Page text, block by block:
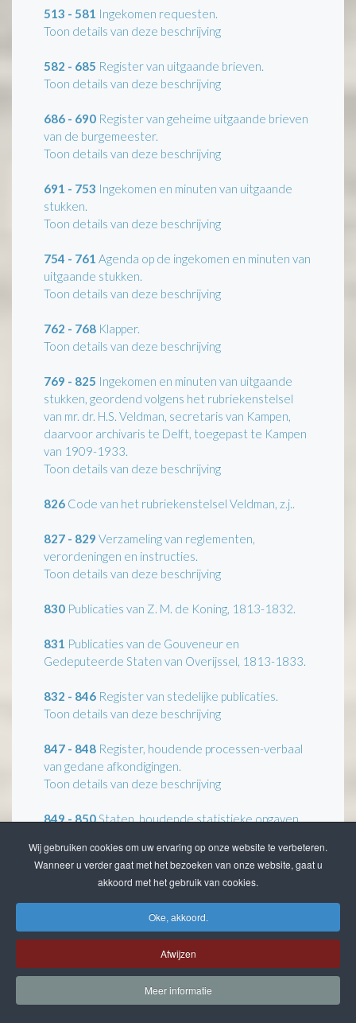
513 - 581 Ingekomen requesten.
Toon details van deze beschrijving
582 - 685 Register van uitgaande brieven.
Toon details van deze beschrijving
686 - 690 Register van geheime uitgaande brieven
van de burgemeester.
Toon details van deze beschrijving
691 - 753 Ingekomen en minuten van uitgaande
stukken.
Toon details van deze beschrijving
754 - 761 Agenda op de ingekomen en minuten van
uitgaande stukken.
Toon details van deze beschrijving
762 - 768 Klapper.
Toon details van deze beschrijving
769 - 825 Ingekomen en minuten van uitgaande
stukken, geordend volgens het rubriekenstelsel
van mr. dr. H.S. Veldman, secretaris van Kampen,
daarvoor archivaris te Delft, toegepast te Kampen
van 1909-1933.
Toon details van deze beschrijving
826 Code van het rubriekenstelsel Veldman, z.j..
827 - 829 Verzameling van reglementen,
verordeningen en instructies.
Toon details van deze beschrijving
830 Publicaties van Z. M. de Koning, 1813-1832.
831 Publicaties van de Gouveneur en
Gedeputeerde Staten van Overijssel, 1813-1833.
832 - 846 Register van stedelijke publicaties.
Toon details van deze beschrijving
847 - 848 Register, houdende processen-verbaal
van gedane afkondigingen.
Toon details van deze beschrijving
849 - 850Staten, houdende statistieke opgaven
het Provinciaal Bestuur zijn ingediend.
Toon details van deze beschrijving
851 - 905Verslagen omtrent de toestand der
Toon details van deze beschrijving
906Register van advertenties, 1916-1922.
Wij gebruiken cookies om uw ervaring op onze website te verbeteren.
Wanneer u verder gaat met het bezoeken van onze website, gaat u
akkoord met het gebruik van cookies.
Oke, akkoord.
Afwijzen
Meer informatie